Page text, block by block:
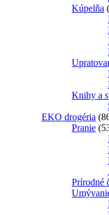
Kúpelňa
Knihy a
EKO drogéria
Pranie
Prírodné